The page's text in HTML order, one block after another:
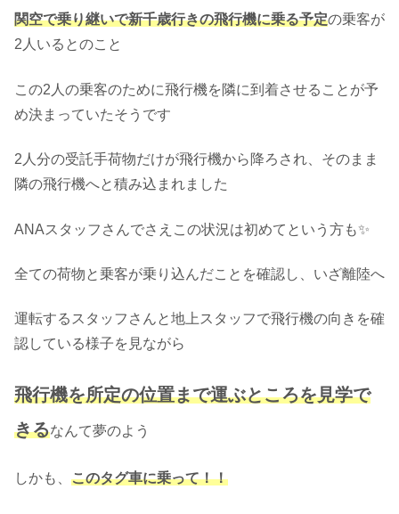
関空で乗り継いで新千歳行きの飛行機に乗る予定の乗客が
2人いるとのこと
この2人の乗客のために飛行機を隣に到着させることが予
め決まっていたそうです
2人分の受託手荷物だけが飛行機から降ろされ、そのまま
隣の飛行機へと積み込まれました
ANAスタッフさんでさえこの状況は初めてという方も✨
全ての荷物と乗客が乗り込んだことを確認し、いざ離陸へ
運転するスタッフさんと地上スタッフで飛行機の向きを確
認している様子を見ながら
飛行機を所定の位置まで運ぶところを見学で
きるなんて夢のよう
しかも、 このタグ車に乗って！！